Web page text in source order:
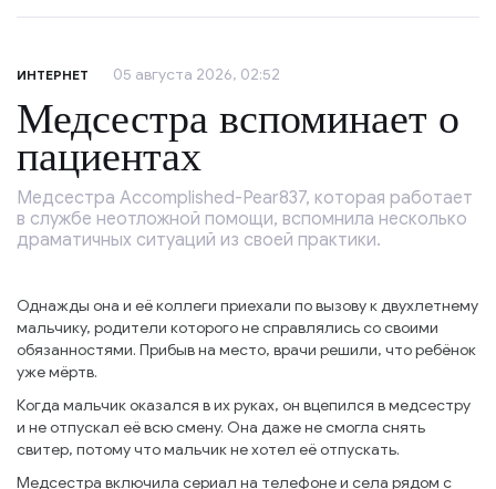
ИНТЕРНЕТ 05 августа 2026, 02:52
Медсестра вспоминает о
пациентах
Медсестра Accomplished-Pear837, которая работает
в службе неотложной помощи, вспомнила несколько
драматичных ситуаций из своей практики.
Однажды она и её коллеги приехали по вызову к двухлетнему
мальчику, родители которого не справлялись со своими
обязанностями. Прибыв на место, врачи решили, что ребёнок
уже мёртв.
Когда мальчик оказался в их руках, он вцепился в медсестру
и не отпускал её всю смену. Она даже не смогла снять
свитер, потому что мальчик не хотел её отпускать.
Медсестра включила сериал на телефоне и села рядом с